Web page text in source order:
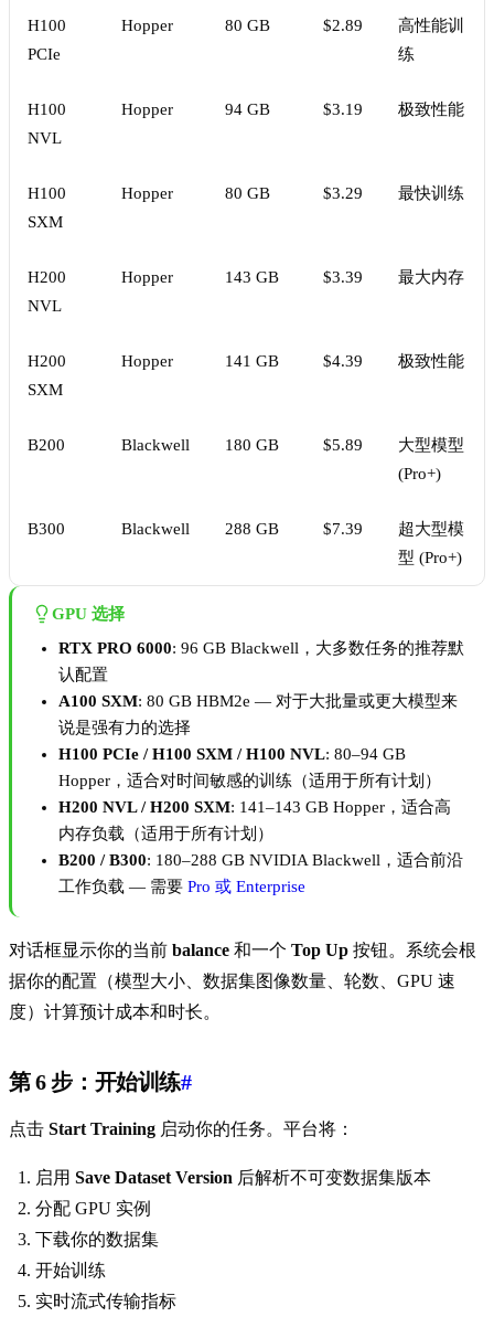
H100
PCIe
Hopper 80 GB $2.89
高性能训
练
H100
NVL
Hopper 94 GB $3.19 极致性能
H100
SXM
Hopper 80 GB $3.29 最快训练
H200
NVL
Hopper 143 GB $3.39 最大内存
H200
SXM
Hopper 141 GB $4.39 极致性能
B200 Blackwell 180 GB $5.89
大型模型
(Pro+)
B300 Blackwell 288 GB $7.39
超大型模
型 (Pro+)
GPU 选择
RTX PRO 6000: 96 GB Blackwell，大多数任务的推荐默
认配置
A100 SXM: 80 GB HBM2e — 对于大批量或更大模型来
说是强有力的选择
H100 PCIe / H100 SXM / H100 NVL: 80–94 GB
Hopper，适合对时间敏感的训练（适用于所有计划）
H200 NVL / H200 SXM: 141–143 GB Hopper，适合高
内存负载（适用于所有计划）
B200 / B300: 180–288 GB NVIDIA Blackwell，适合前沿
工作负载 — 需要 Pro 或 Enterprise
对话框显示你的当前 balance 和一个 Top Up 按钮。系统会根
据你的配置（模型大小、数据集图像数量、轮数、GPU 速
度）计算预计成本和时长。
第 6 步：开始训练#
点击 Start Training 启动你的任务。平台将：
启用 Save Dataset Version 后解析不可变数据集版本
分配 GPU 实例
下载你的数据集
开始训练
实时流式传输指标